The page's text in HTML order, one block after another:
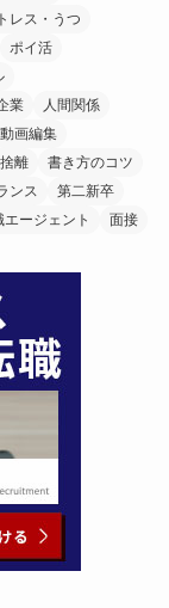
レス・うつ
ポイ活
業
人間関係
動画編集
離
書き方のコツ
ンス
第二新卒
エージェント 面接